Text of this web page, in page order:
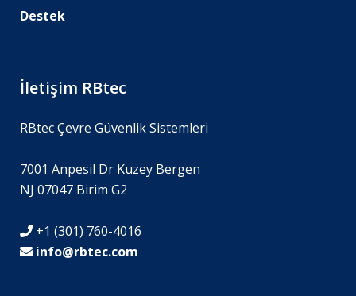
Destek
İletişim RBtec
RBtec Çevre Güvenlik Sistemleri
7001 Anpesil Dr Kuzey Bergen
NJ 07047 Birim G2
+1 (301) 760-4016
info@rbtec.com